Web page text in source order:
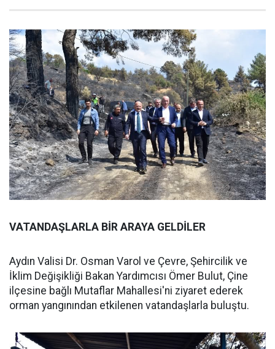
VATANDAŞLARLA BİR ARAYA GELDİLER
Aydın Valisi Dr. Osman Varol ve Çevre, Şehircilik ve
İklim Değişikliği Bakan Yardımcısı Ömer Bulut, Çine
ilçesine bağlı Mutaflar Mahallesi'ni ziyaret ederek
orman yangınından etkilenen vatandaşlarla buluştu.